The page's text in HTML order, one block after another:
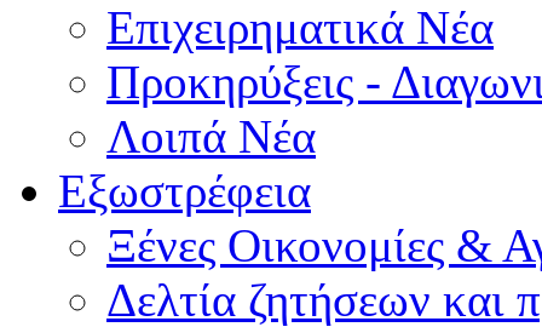
Επιχειρηματικά Νέα
Προκηρύξεις -
Λοιπά Νέα
Εξωστρέφεια
Ξένες Οικονομίες &
Δελτία ζητήσεων